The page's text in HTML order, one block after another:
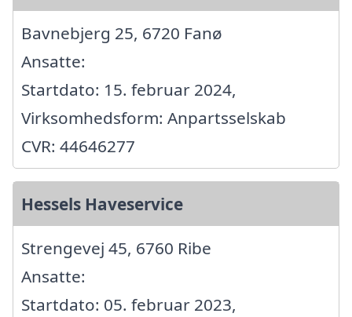
Bavnebjerg 25, 6720 Fanø
Ansatte:
Startdato: 15. februar 2024,
Virksomhedsform: Anpartsselskab
CVR: 44646277
Hessels Haveservice
Strengevej 45, 6760 Ribe
Ansatte:
Startdato: 05. februar 2023,